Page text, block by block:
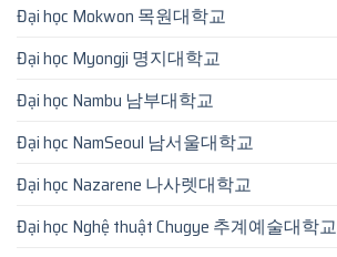
Đại học Mokwon 목원대학교
Đại học Myongji 명지대학교
Đại học Nambu 남부대학교
Đại học NamSeoul 남서울대학교
Đại học Nazarene 나사렛대학교
Đại học Nghệ thuật Chugye 추계예술대학교